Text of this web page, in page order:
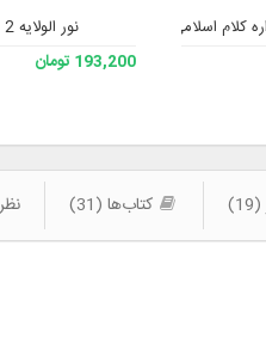
کلام اسلامی 2
نور الولایه 2
193,200 تومان
کتاب‌ها (31)